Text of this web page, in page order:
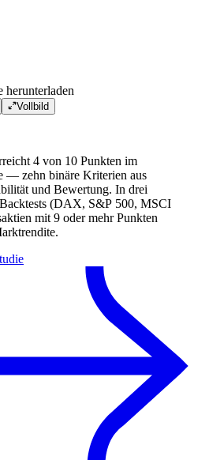
herunterladen
Vollbild
4 von 10 Punkten im
— zehn binäre Kriterien aus
und Bewertung. In drei
(DAX, S&P 500, MSCI
mit 9 oder mehr Punkten